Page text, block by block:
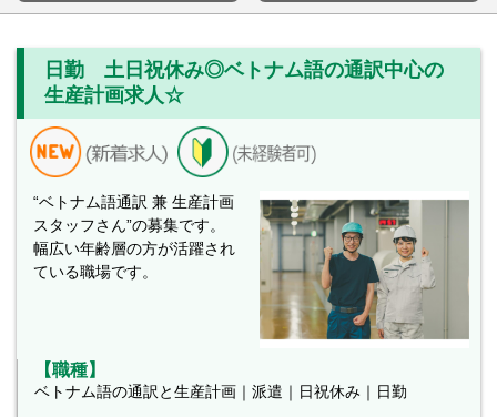
日勤 土日祝休み◎ベトナム語の通訳中心の
生産計画求人☆
“ベトナム語通訳 兼 生産計画
スタッフさん”の募集です。
幅広い年齢層の方が活躍され
ている職場です。
【職種】
ベトナム語の通訳と生産計画｜派遣｜日祝休み｜日勤